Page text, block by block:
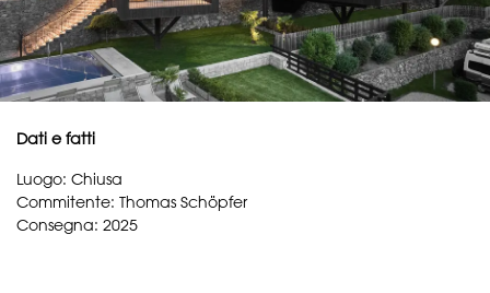
Dati e fatti
Luogo: Chiusa
Commitente: Thomas Schöpfer
Consegna: 2025